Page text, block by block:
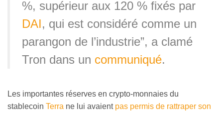
%, supérieur aux 120 % fixés par
DAI, qui est considéré comme un
parangon de l’industrie”, a clamé
Tron dans un communiqué.
Les importantes réserves en crypto-monnaies du
stablecoin Terra ne lui avaient pas permis de rattraper son